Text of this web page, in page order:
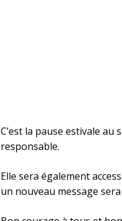
C’est la pause estivale
responsable.
Elle sera également
un nouveau message